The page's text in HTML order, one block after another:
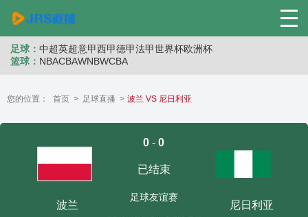
足球： 中超英超意甲西甲德甲法甲世界杯欧洲杯
篮球： NBACBAWNBWCBA
您的位置： 首页 > 足球直播 > 波兰 VS 尼日利亚
波兰
0 -0
已结束
足球友谊赛
尼日利亚